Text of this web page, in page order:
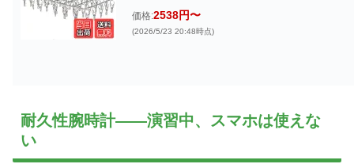
価格:2538円〜
(2026/5/23 20:48時点)
耐久性腕時計——演習中、スマホは使えな
い